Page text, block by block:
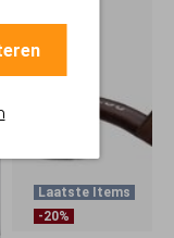
Laatste Items
-20%